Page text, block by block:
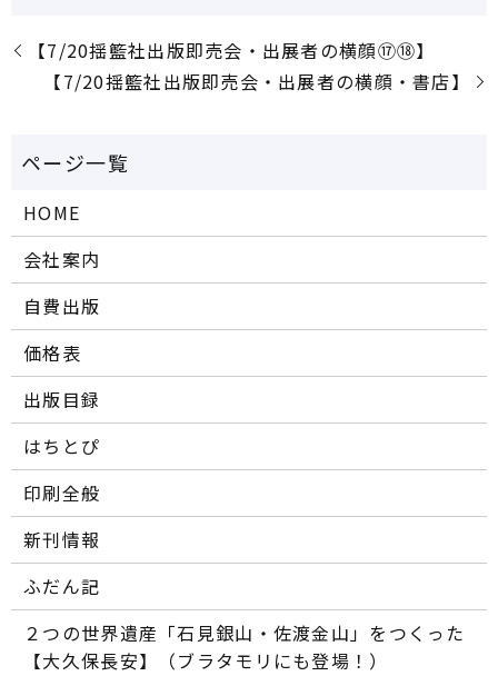
【7/20揺籃社出版即売会・出展者の横顔⑰⑱】
【7/20揺籃社出版即売会・出展者の横顔・書店】
HOME
会社案内
自費出版
価格表
出版目録
はちとぴ
印刷全般
新刊情報
ふだん記
２つの世界遺産「石見銀山・佐渡金山」をつくった
【大久保長安】（ブラタモリにも登場！）